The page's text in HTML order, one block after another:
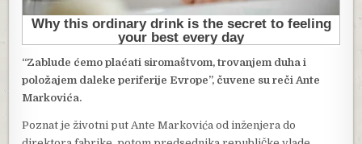
“Zablude ćemo plaćati siromaštvom, trovanjem duha i
položajem daleke periferije Evrope”, čuvene su reči Ante
Markovića.
Poznat je životni put Ante Markovića od inženjera do